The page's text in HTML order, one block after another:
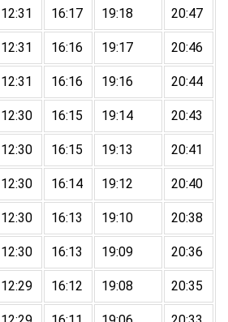
12:31 16:17 19:18 20:47
12:31 16:16 19:17 20:46
12:31 16:16 19:16 20:44
12:30 16:15 19:14 20:43
12:30 16:15 19:13 20:41
12:30 16:14 19:12 20:40
12:30 16:13 19:10 20:38
12:30 16:13 19:09 20:36
12:29 16:12 19:08 20:35